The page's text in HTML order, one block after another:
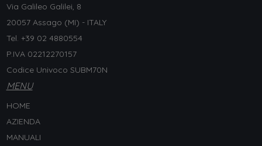
Via Galileo Galilei, 8
20057 Assago (MI) - ITALY
Tel. +39 02 4880554
P.IVA 02212270157
Codice Univoco SUBM70N
MENU
HOME
AZIENDA
MANUALI